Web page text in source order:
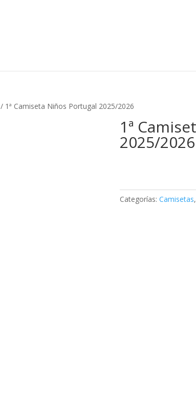
/ 1ª Camiseta Niños Portugal 2025/2026
1ª
2025/2026
Categorías: Camisetas,